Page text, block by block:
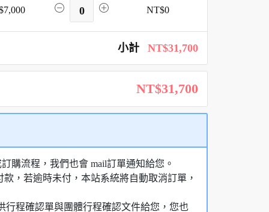
0 NT$0
小計 NT$31,700
NT$31,700
購流程，我們也會 mail訂單通知給您。
，若逾時未付，本站系統將自動取消訂單，
行程確認單與團體行程確認文件給您，您也